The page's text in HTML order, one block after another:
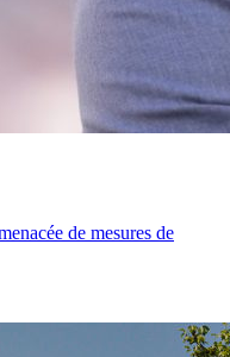
de mesures de